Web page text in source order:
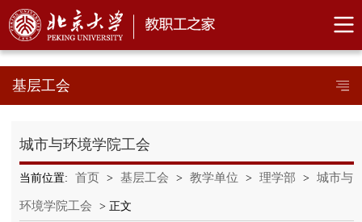
基层工会
城市与环境学院工会
当前位置: 首页 > 基层工会 > 教学单位 > 理学部 > 城市与
环境学院工会 > 正文